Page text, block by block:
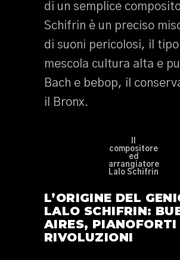
di un semplice
Schifrin è un preciso
di suoni pericolosi, il
mescola cultura alta e
Bach e bebop, il
il Bronx.
compositore
ed
arrangiatore
Lalo Schifrin
L’ORIGINE DEL
LALO SCHIFRIN:
AIRES, PIANOFORTI
RIVOLUZIONI